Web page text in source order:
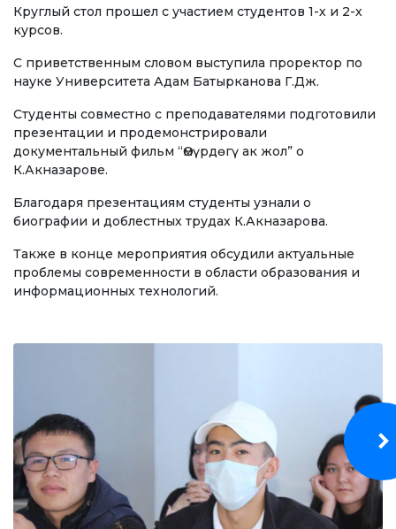
ОБРАЗОВАНИЕ
credit_cardСТРАНИЦА ОПЛАТЫ
УРОВНИ ОБРАЗОВАНИЯ
Бакалавриат
Магистратура
Специалитет
НАПРАВЛЕНИЯ ПОДГОТОВКИ
Экономика
Информационные технологии
ЭЛЕКТРОННОЕ ОБРАЗОВАНИЕ
Открытые образовательные ресурсы
Круглый стол прошел с участием студентов 1-х и 2-х
курсов.
С приветственным словом выступила проректор по
науке Университета Адам Батырканова Г.Дж.
Студенты совместно с преподавателями подготовили
презентации и продемонстрировали
документальный фильм “Өмүрдөгү ак жол” о
К.Акназарове.
Благодаря презентациям студенты узнали о
биографии и доблестных трудах К.Акназарова.
Также в конце мероприятия обсудили актуальные
проблемы современности в области образования и
информационных технологий.